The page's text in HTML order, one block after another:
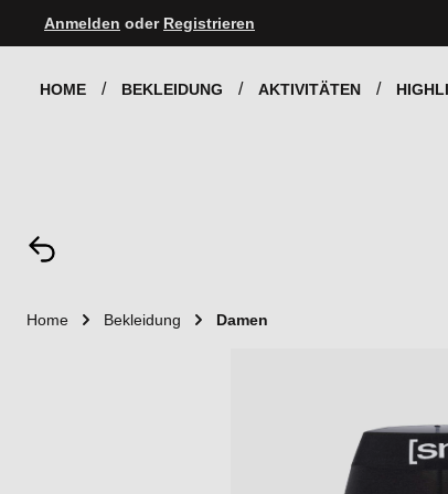
Hauptnavigation springen
Anmelden oder Registrieren
HOME BEKLEIDUNG AKTIVITÄTEN
Home Bekleidung Damen